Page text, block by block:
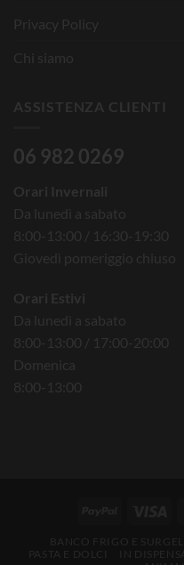
Privacy Policy
Chi siamo
ASSISTENZA CLIENTI
06 982 0269
Orari Invernali
Da lunedì a sabato
8:00-13:00 / 16:30-19:30
Giovedì pomeriggio chiuso
Orari Estivi
Da lunedì a sabato
8:00-13:00 / 17:00-20:00
Domenica
8:00-13:00